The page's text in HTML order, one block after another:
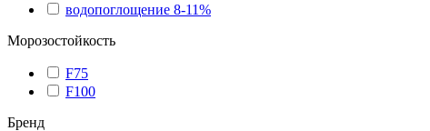
водопоглощение 8-11%
Морозостойкость
F75
F100
Бренд